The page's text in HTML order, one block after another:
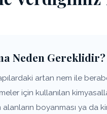
Neden Gereklidir?
artan nem ile
için kullanılan
boyanması ya da